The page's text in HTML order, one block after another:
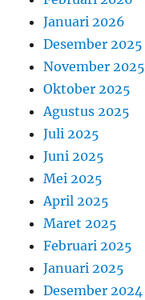
Januari 2026
Desember 2025
November 2025
Oktober 2025
Agustus 2025
Juli 2025
Juni 2025
Mei 2025
April 2025
Maret 2025
Februari 2025
Januari 2025
Desember 2024